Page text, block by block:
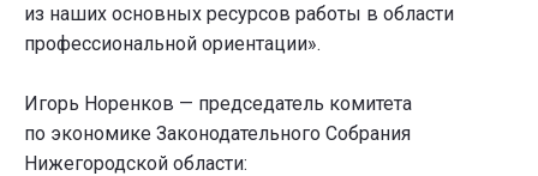
из наших основных ресурсов работы в области
профессиональной ориентации».
Игорь Норенков — председатель комитета
по экономике Законодательного Собрания
Нижегородской области: